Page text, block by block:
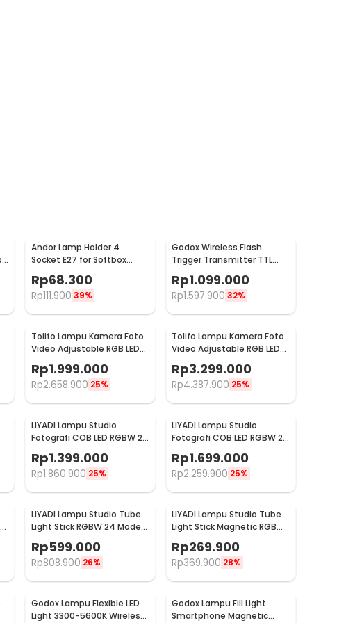
Andor Lamp Holder 4
Socket E27 for Softbox
Studio 250W - SLH3
Rp68.300
Rp111.900 39%
Godox Wireless Flash
Trigger Transmitter TTL
Sony Camera - X3
Rp1.099.000
Rp1.597.90032%
Tolifo Lampu Kamera Foto
Video Adjustable RGB LED
S100RGB
Rp1.999.000
Rp2.658.900 25%
Tolifo Lampu Kamera Foto
Video Adjustable RGB LED
Studio Flash 150W - GK-
S150RGB
Rp3.299.000
Rp4.387.900 25%
LIYADI Lampu Studio
Fotografi COB LED RGBW 24
Mode TFT Display 230W -
G230
Rp1.399.000
Rp1.860.900 25%
LIYADI Lampu Studio
Fotografi COB LED RGBW 24
Mode TFT Display 330W -
G330C
Rp1.699.000
Rp2.259.900 25%
LIYADI Lampu Studio Tube
Light Stick RGBW 24 Mode
PRO
Rp599.000
Rp808.900 26%
LIYADI Lampu Studio Tube
Light Stick Magnetic RGBW
OLED 5200mAh 12W - LM42
Rp269.900
Rp369.900 28%
Godox Lampu Flexible LED
Light 3300-5600K Wireless
Godox Lampu Fill Light
Smartphone Magnetic